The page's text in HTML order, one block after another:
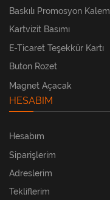
Baskılı Promosyon Kalem
Kartvizit Basımı
E-Ticaret Teşekkür Kartı
Buton Rozet
Magnet Açacak
HESABIM
Hesabım
Siparişlerim
Adreslerim
Tekliflerim